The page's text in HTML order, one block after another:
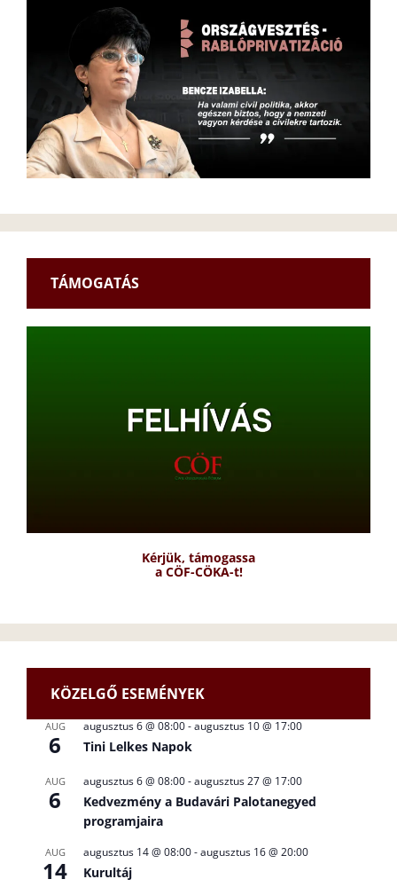
TÁMOGATÁS
Kérjük, támogassa
a CÖF-CÖKA-t!
KÖZELGŐ ESEMÉNYEK
AUG
6
augusztus 6 @ 08:00-augusztus 10 @ 17:00
Tini Lelkes Napok
AUG
6
augusztus 6 @ 08:00-augusztus 27 @ 17:00
Kedvezmény a Budavári Palotanegyed
programjaira
AUG
14
augusztus 14 @ 08:00-augusztus 16 @ 20:00
Kurultáj